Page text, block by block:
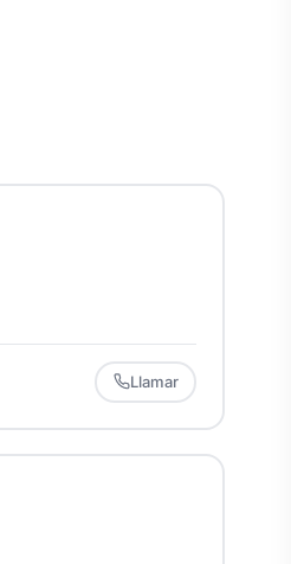
Llamar